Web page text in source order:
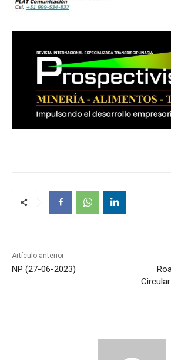
Artículo anterior
NP (27-06-2023)